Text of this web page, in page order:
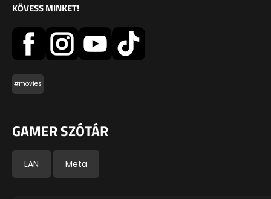
KÖVESS MINKET!
#movies
GAMER SZÓTÁR
LAN Meta